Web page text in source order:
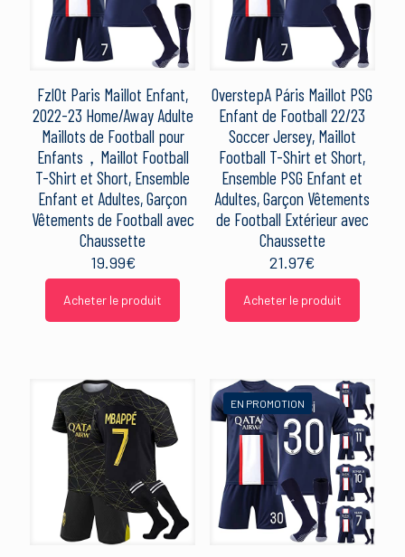
FzlOt Paris Maillot Enfant,
2022-23 Home/Away Adulte
Maillots de Football pour
Enfants，Maillot Football
T-Shirt et Short, Ensemble
Enfant et Adultes, Garçon
Vêtements de Football avec
Chaussette
19.99€
Acheter le produit
OverstepA Páris Maillot PSG
Enfant de Football 22/23
Soccer Jersey, Maillot
Football T-Shirt et Short,
Ensemble PSG Enfant et
Adultes, Garçon Vêtements
de Football Extérieur avec
Chaussette
21.97€
Acheter le produit
EN PROMOTION